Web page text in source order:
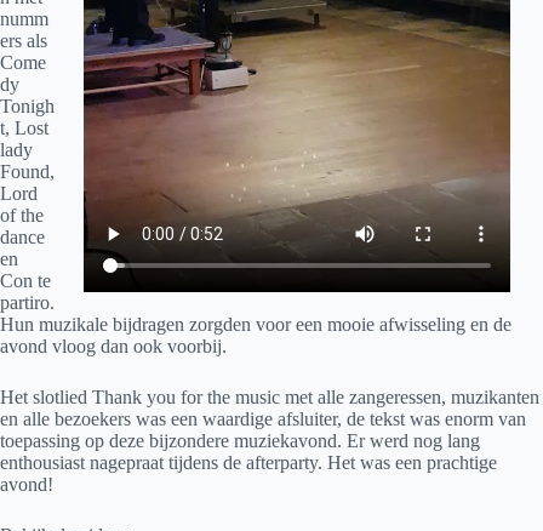
numm
ers als
Come
dy
Tonigh
t, Lost
lady
Found,
Lord
of the
dance
en
Con te
partiro.
Hun muzikale bijdragen zorgden voor een mooie afwisseling en de
avond vloog dan ook voorbij.
Het slotlied Thank you for the music met alle zangeressen, muzikanten
en alle bezoekers was een waardige afsluiter, de tekst was enorm van
toepassing op deze bijzondere muziekavond. Er werd nog lang
enthousiast nagepraat tijdens de afterparty. Het was een prachtige
avond!